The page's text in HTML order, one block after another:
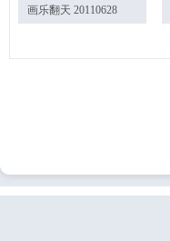
画乐翻天 20110628